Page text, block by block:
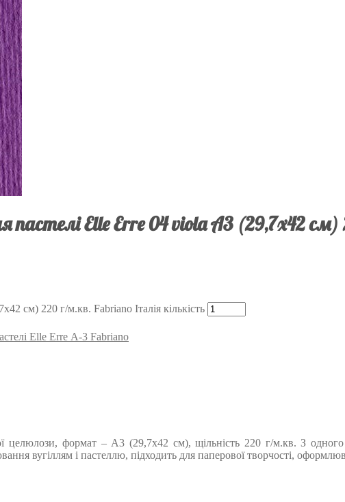
пастелі Elle Erre 04 viola А3 (29,7х42
см) 220 г/м.кв. Fabriano Італія кількість
Elle Erre А-3 Fabriano
целюлози, формат – А3 (29,7х42 см), щільність 220 г/м.кв. З
вугіллям і пастеллю, підходить для паперової творчості,